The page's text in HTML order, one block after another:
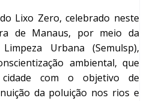
Lixo Zero, celebrado neste
de Manaus, por meio da
Urbana (Semulsp),
ambiental, que
com o objetivo de
da poluição nos rios e